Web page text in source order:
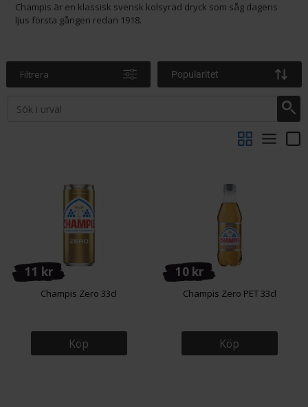
Champis är en klassisk svensk kolsyrad dryck som såg dagens
ljus första gången redan 1918.
Filtrera Popularitet
11 kr
Champis Zero 33cl
Köp
10 kr
Champis Zero PET 33cl
Köp